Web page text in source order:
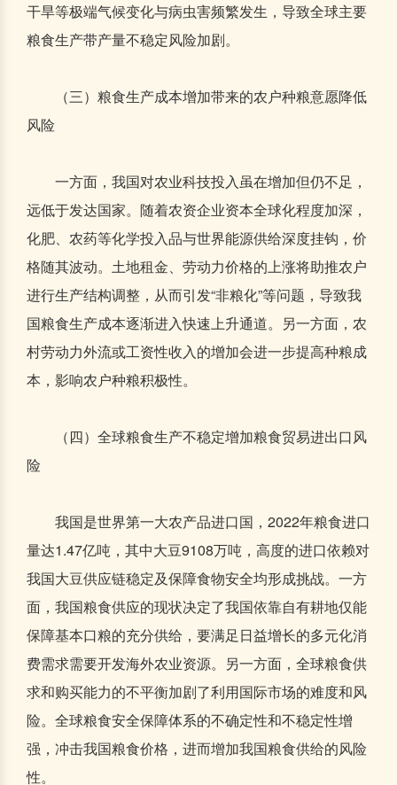
干旱等极端气候变化与病虫害频繁发生，导致全球主要
粮食生产带产量不稳定风险加剧。
（三）粮食生产成本增加带来的农户种粮意愿降低
风险
一方面，我国对农业科技投入虽在增加但仍不足，
远低于发达国家。随着农资企业资本全球化程度加深，
化肥、农药等化学投入品与世界能源供给深度挂钩，价
格随其波动。土地租金、劳动力价格的上涨将助推农户
进行生产结构调整，从而引发“非粮化”等问题，导致我
国粮食生产成本逐渐进入快速上升通道。另一方面，农
村劳动力外流或工资性收入的增加会进一步提高种粮成
本，影响农户种粮积极性。
（四）全球粮食生产不稳定增加粮食贸易进出口风
险
我国是世界第一大农产品进口国，2022年粮食进口
量达1.47亿吨，其中大豆9108万吨，高度的进口依赖对
我国大豆供应链稳定及保障食物安全均形成挑战。一方
面，我国粮食供应的现状决定了我国依靠自有耕地仅能
保障基本口粮的充分供给，要满足日益增长的多元化消
费需求需要开发海外农业资源。另一方面，全球粮食供
求和购买能力的不平衡加剧了利用国际市场的难度和风
险。全球粮食安全保障体系的不确定性和不稳定性增
强，冲击我国粮食价格，进而增加我国粮食供给的风险
性。